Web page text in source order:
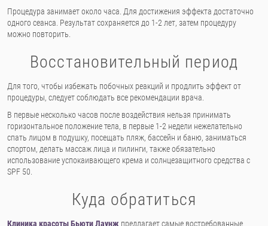
Процедура занимает около часа. Для достижения эффекта достаточно
одного сеанса. Результат сохраняется до 1-2 лет, затем процедуру
можно повторить.
Восстановительный период
Для того, чтобы избежать побочных реакций и продлить эффект от
процедуры, следует соблюдать все рекомендации врача.
В первые несколько часов после воздействия нельзя принимать
горизонтальное положение тела, в первые 1-2 недели нежелательно
спать лицом в подушку, посещать пляж, бассейн и баню, заниматься
спортом, делать массаж лица и пилинги, также обязательно
использование успокаивающего крема и солнцезащитного средства с
SPF 50.
Куда обратиться
Клиника красоты Бьюти Лаунж предлагает самые востребованные